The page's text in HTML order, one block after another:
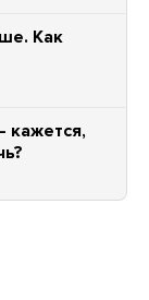
Как
кажется,